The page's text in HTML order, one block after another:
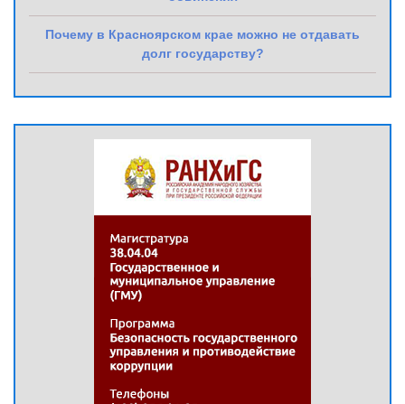
Почему в Красноярском крае можно не отдавать
долг государству?